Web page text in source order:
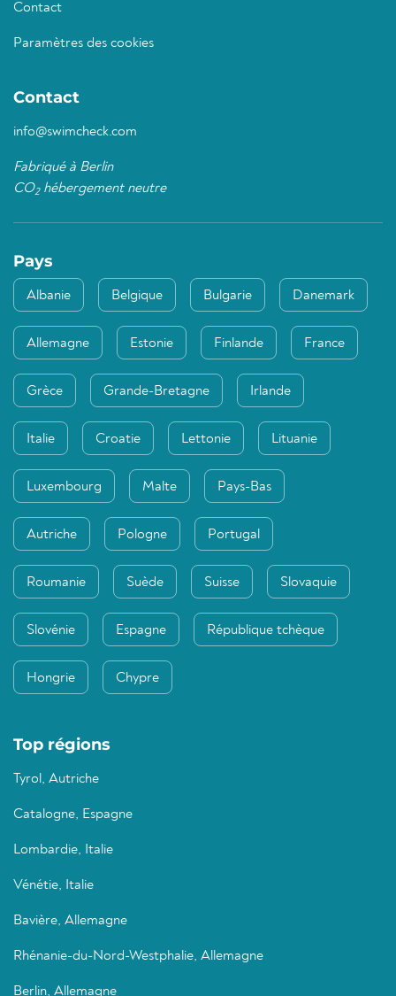
Contact
Paramètres des cookies
Contact
info@swimcheck.com
Fabriqué à Berlin
CO2hébergement neutre
Pays
Albanie Belgique Bulgarie Danemark
Allemagne Estonie Finlande France
Grèce Grande-Bretagne Irlande
Italie Croatie Lettonie Lituanie
Luxembourg Malte Pays-Bas
Autriche Pologne Portugal
Roumanie Suède Suisse Slovaquie
Slovénie Espagne République tchèque
Hongrie Chypre
Top régions
Tyrol, Autriche
Catalogne, Espagne
Lombardie, Italie
Vénétie, Italie
Bavière, Allemagne
Rhénanie-du-Nord-Westphalie, Allemagne
Berlin, Allemagne